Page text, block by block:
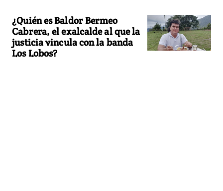
¿Quién es Baldor Bermeo
Cabrera, el exalcalde al que la
justicia vincula con la banda
Los Lobos?